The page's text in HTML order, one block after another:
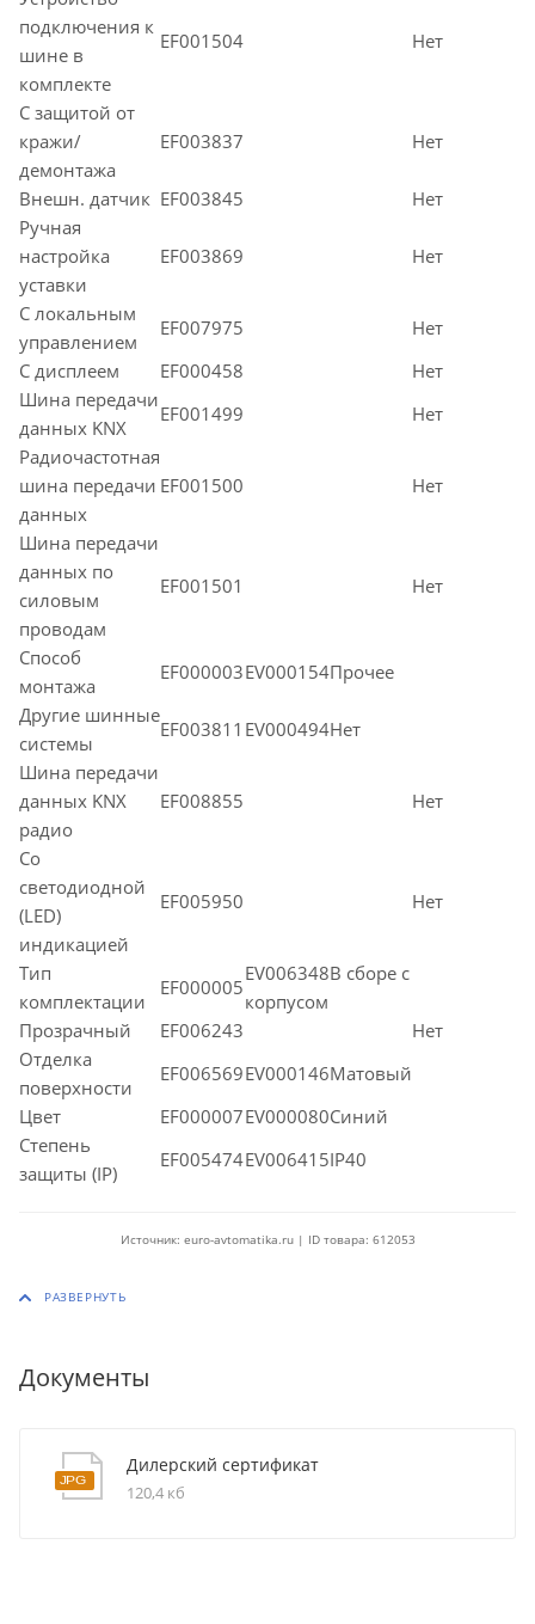
подключения к
шине в
комплекте
EF001504 Нет
С защитой от
кражи/
демонтажа
EF003837 Нет
Внешн. датчик EF003845
Нет
Ручная
настройка
уставки
EF003869 Нет
С локальным
управлением
EF007975
Нет
С дисплеем
EF000458
Нет
Шина передачи
данных KNX
EF001499
Нет
Радиочастотная
шина передачи
данных
EF001500 Нет
Шина передачи
данных по
силовым
проводам
EF001501 Нет
Способ
монтажа
EF000003EV000154Прочее
Другие шинные
системы
EF003811 EV000494Нет
Шина передачи
данных KNX
радио
EF008855 Нет
Со
светодиодной
(LED)
индикацией
EF005950 Нет
Тип
комплектации
EF000005
EV006348В сборе с
корпусом
Прозрачный
EF006243
Нет
Отделка
поверхности
EF006569EV000146Матовый
Цвет
EF000007EV000080Синий
Степень
защиты (IP)
EF005474EV006415IP40
Источник: euro-avtomatika.ru | ID товара: 612053
Документы
Дилерский сертификат
120,4 кб